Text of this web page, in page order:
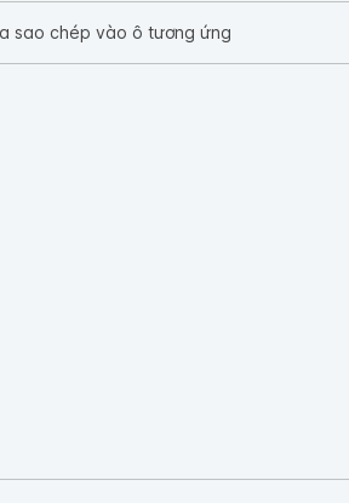
sao chép vào ô tương ứng